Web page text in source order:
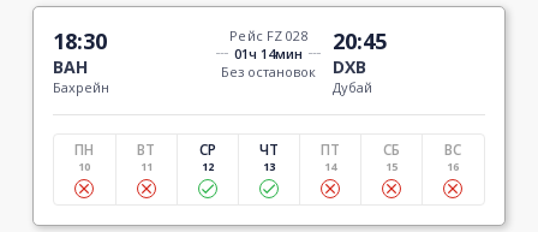
18:30
BAH
Бахрейн
Рейс FZ 028
01ч 14мин
Без остановок
20:45
DXB
Дубай
ПН
10
ВТ
11
СР
12
ЧТ
13
ПТ
14
СБ
15
ВС
16